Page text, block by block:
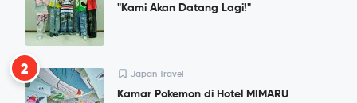
"Kami Akan Datang Lagi!"
2 Japan Travel
Kamar Pokemon di Hotel MIMARU